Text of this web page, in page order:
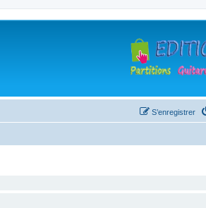
S’enregistrer